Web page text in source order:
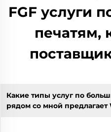
FGF услуги
печатям,
Какие типы услуг по
рядом со мной предлагает